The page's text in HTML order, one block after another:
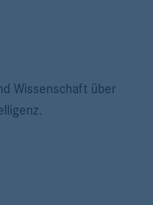
Wissenschaft über